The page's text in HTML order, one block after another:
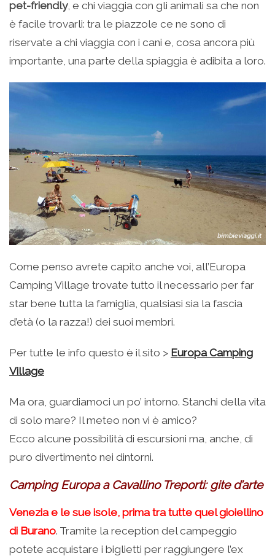
pet-friendly, e chi viaggia con gli animali sa che non
è facile trovarli: tra le piazzole ce ne sono di
riservate a chi viaggia con i cani e, cosa ancora più
importante, una parte della spiaggia è adibita a loro.
Come penso avrete capito anche voi, all’Europa
Camping Village trovate tutto il necessario per far
star bene tutta la famiglia, qualsiasi sia la fascia
d’età (o la razza!) dei suoi membri.
Per tutte le info questo è il sito > Europa Camping
Village
Ma ora, guardiamoci un po’ intorno. Stanchi della vita
di solo mare? Il meteo non vi è amico?
Ecco alcune possibilità di escursioni ma, anche, di
puro divertimento nei dintorni.
Camping Europa a Cavallino Treporti: gite d’arte
Venezia e le sue isole, prima tra tutte quel gioiellino
di Burano. Tramite la reception del campeggio
potete acquistare i biglietti per raggiungere l’ex